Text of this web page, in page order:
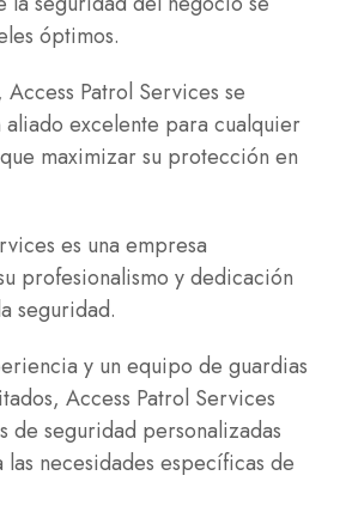
óptimos.
Access Patrol Services se
aliado excelente para cualquier
maximizar su protección en
es una empresa
profesionalismo y dedicación
seguridad.
y un equipo de guardias
Access Patrol Services
de seguridad personalizadas
las necesidades específicas de